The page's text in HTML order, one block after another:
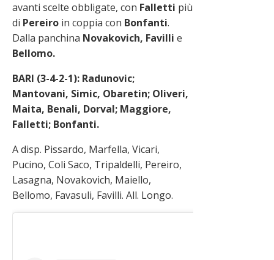
avanti scelte obbligate, con Falletti più
di Pereiro in coppia con Bonfanti.
Dalla panchina Novakovich, Favilli e
Bellomo.
BARI (3-4-2-1): Radunovic;
Mantovani, Simic, Obaretin; Oliveri,
Maita, Benali, Dorval; Maggiore,
Falletti; Bonfanti.
A disp. Pissardo, Marfella, Vicari,
Pucino, Coli Saco, Tripaldelli, Pereiro,
Lasagna, Novakovich, Maiello,
Bellomo, Favasuli, Favilli. All. Longo.